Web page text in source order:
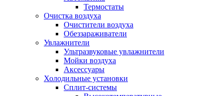
Термостаты
Очистка воздуха
Очистители воздуха
Обеззараживатели
Увлажнители
Ультразвуковые увлажнители
Мойки воздуха
Аксессуары
Холодильные установки
Сплит-системы